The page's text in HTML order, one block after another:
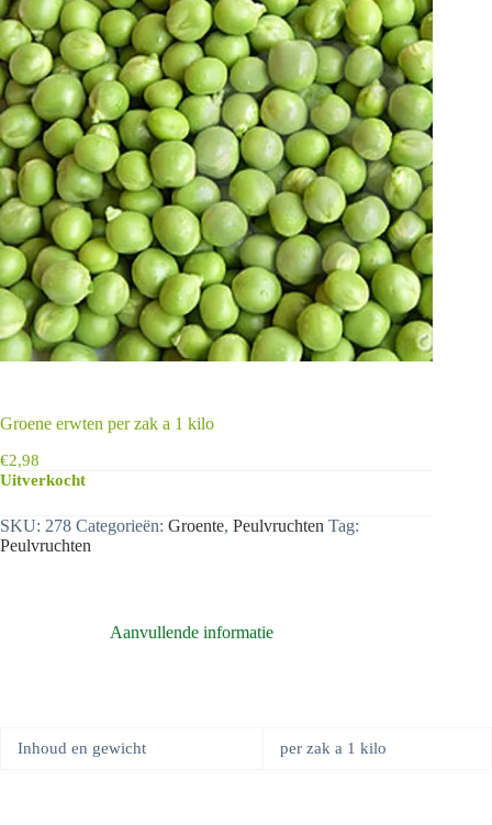
Groene erwten per zak a 1 kilo
€2,98
Uitverkocht
SKU: 278 Categorieën: Groente, Peulvruchten Tag:
Peulvruchten
Aanvullende informatie
Inhoud en gewicht per zak a 1 kilo